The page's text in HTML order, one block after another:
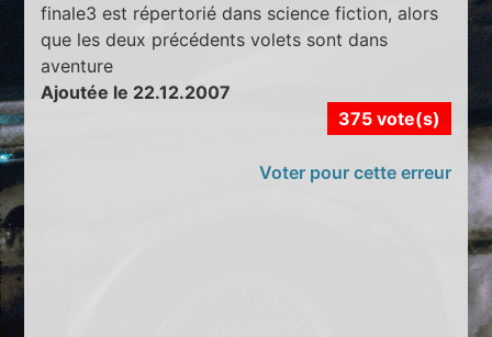
finale3 est répertorié dans science fiction, alors
que les deux précédents volets sont dans
aventure
Ajoutée le 22.12.2007
375 vote(s)
Voter pour cette erreur